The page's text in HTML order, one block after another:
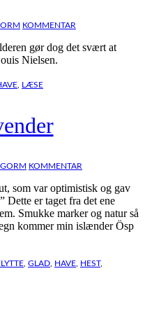
KOMMENTAR
gør dog det svært at
Nielsen.
LÆSE
KOMMENTAR
som var optimistisk og gav
Dette er taget fra det ene
Smukke marker og natur så
kommer min islænder Ösp
GLAD HAVE HEST,